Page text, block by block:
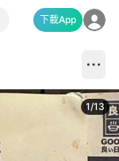
下載App
1/13